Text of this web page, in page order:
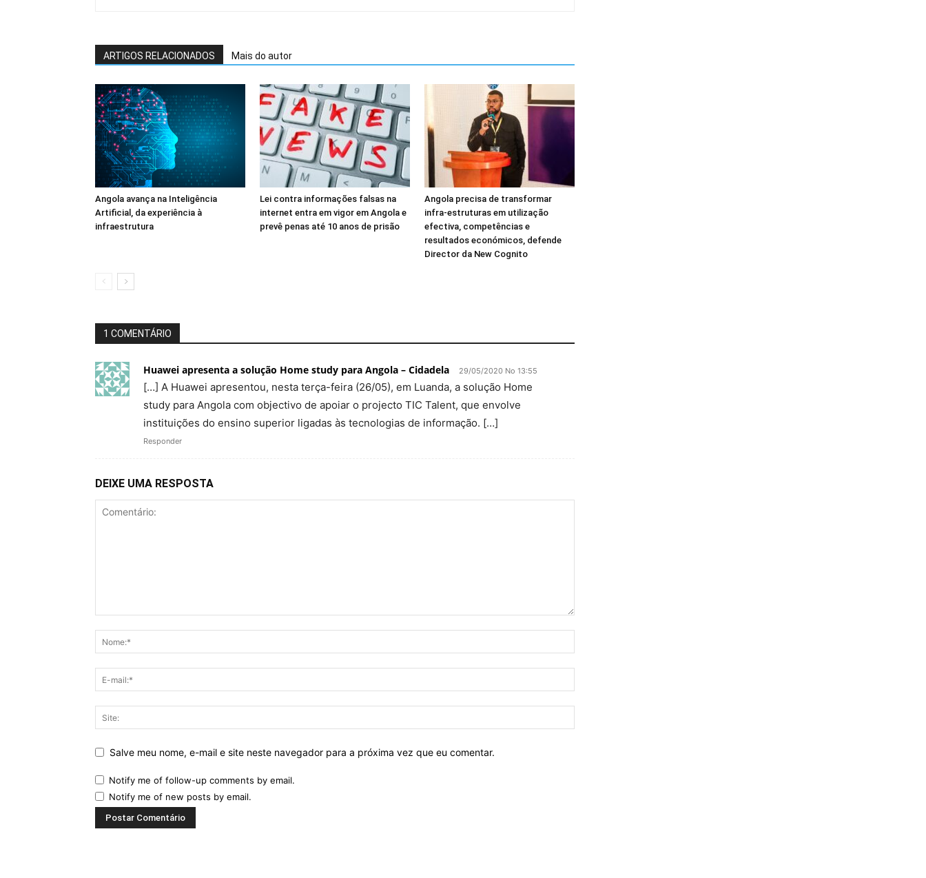
ARTIGOS RELACIONADOS Mais do autor
Angola avança na Inteligência
Artificial, da experiência à
infraestrutura
Lei contra informações falsas na
internet entra em vigor em Angola e
prevê penas até 10 anos de prisão
Angola precisa de transformar
infra-estruturas em utilização
efectiva, competências e
resultados económicos, defende
Director da New Cognito
1 COMENTÁRIO
Huawei apresenta a solução Home study para Angola – Cidadela 29/05/2020 No 13:55
[…] A Huawei apresentou, nesta terça-feira (26/05), em Luanda, a solução Home
study para Angola com objectivo de apoiar o projecto TIC Talent, que envolve
instituições do ensino superior ligadas às tecnologias de informação. […]
Responder
DEIXE UMA RESPOSTA
Salve meu nome, e-mail e site neste navegador para a próxima vez que eu comentar.
Notify me of follow-up comments by email.
Notify me of new posts by email.